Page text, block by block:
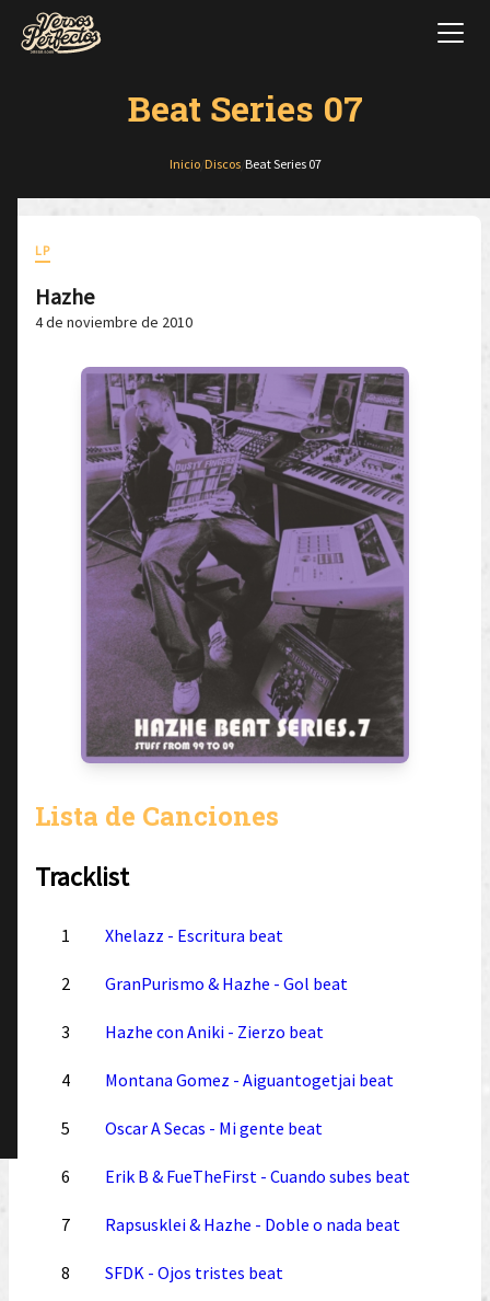
Beat Series 07
Inicio/ Discos/ Beat Series 07
LP
Hazhe
4 de noviembre de 2010
Lista de Canciones
Tracklist
1 Xhelazz - Escritura beat
2 GranPurismo & Hazhe - Gol beat
3 Hazhe con Aniki - Zierzo beat
4 Montana Gomez - Aiguantogetjai beat
5 Oscar A Secas - Mi gente beat
6 Erik B & FueTheFirst - Cuando subes beat
7 Rapsusklei & Hazhe - Doble o nada beat
8 SFDK - Ojos tristes beat